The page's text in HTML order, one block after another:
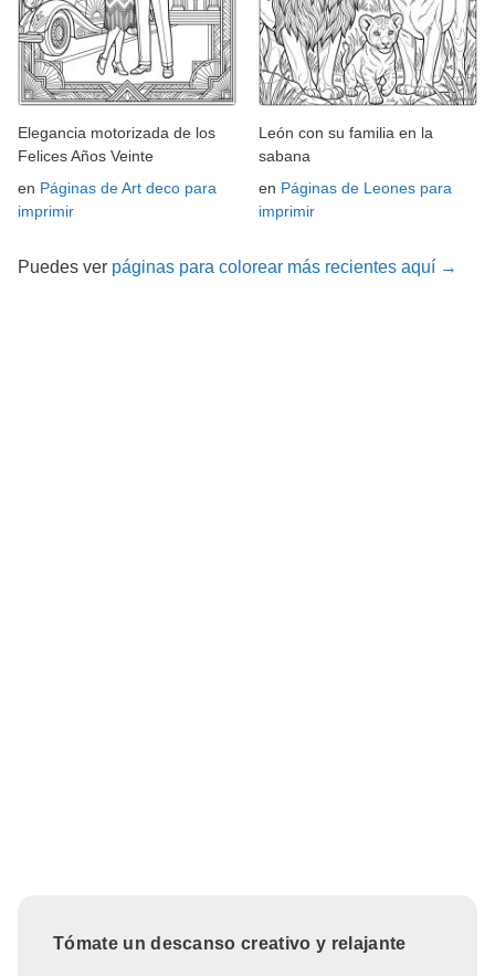
Elegancia motorizada de los
Felices Años Veinte
en Páginas de Art deco para
imprimir
León con su familia en la
sabana
en Páginas de Leones para
imprimir
Puedes ver páginas para colorear más recientes aquí →
Tómate un descanso creativo y relajante